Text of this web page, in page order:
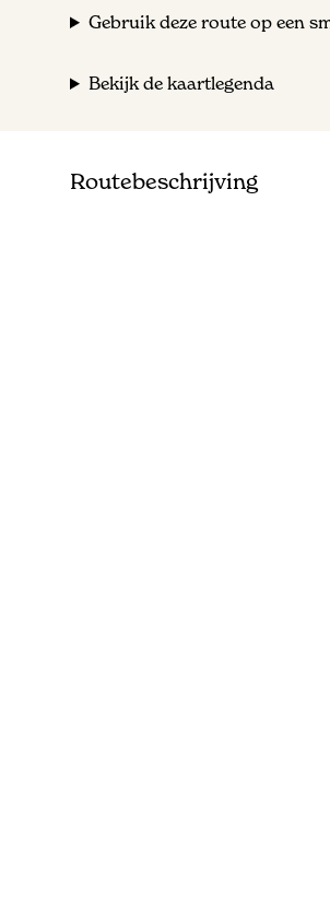
S Gouwestrand
81 Knooppunt
Gebruik deze route op een
Bekijk de kaartlegenda
Routebeschrijving